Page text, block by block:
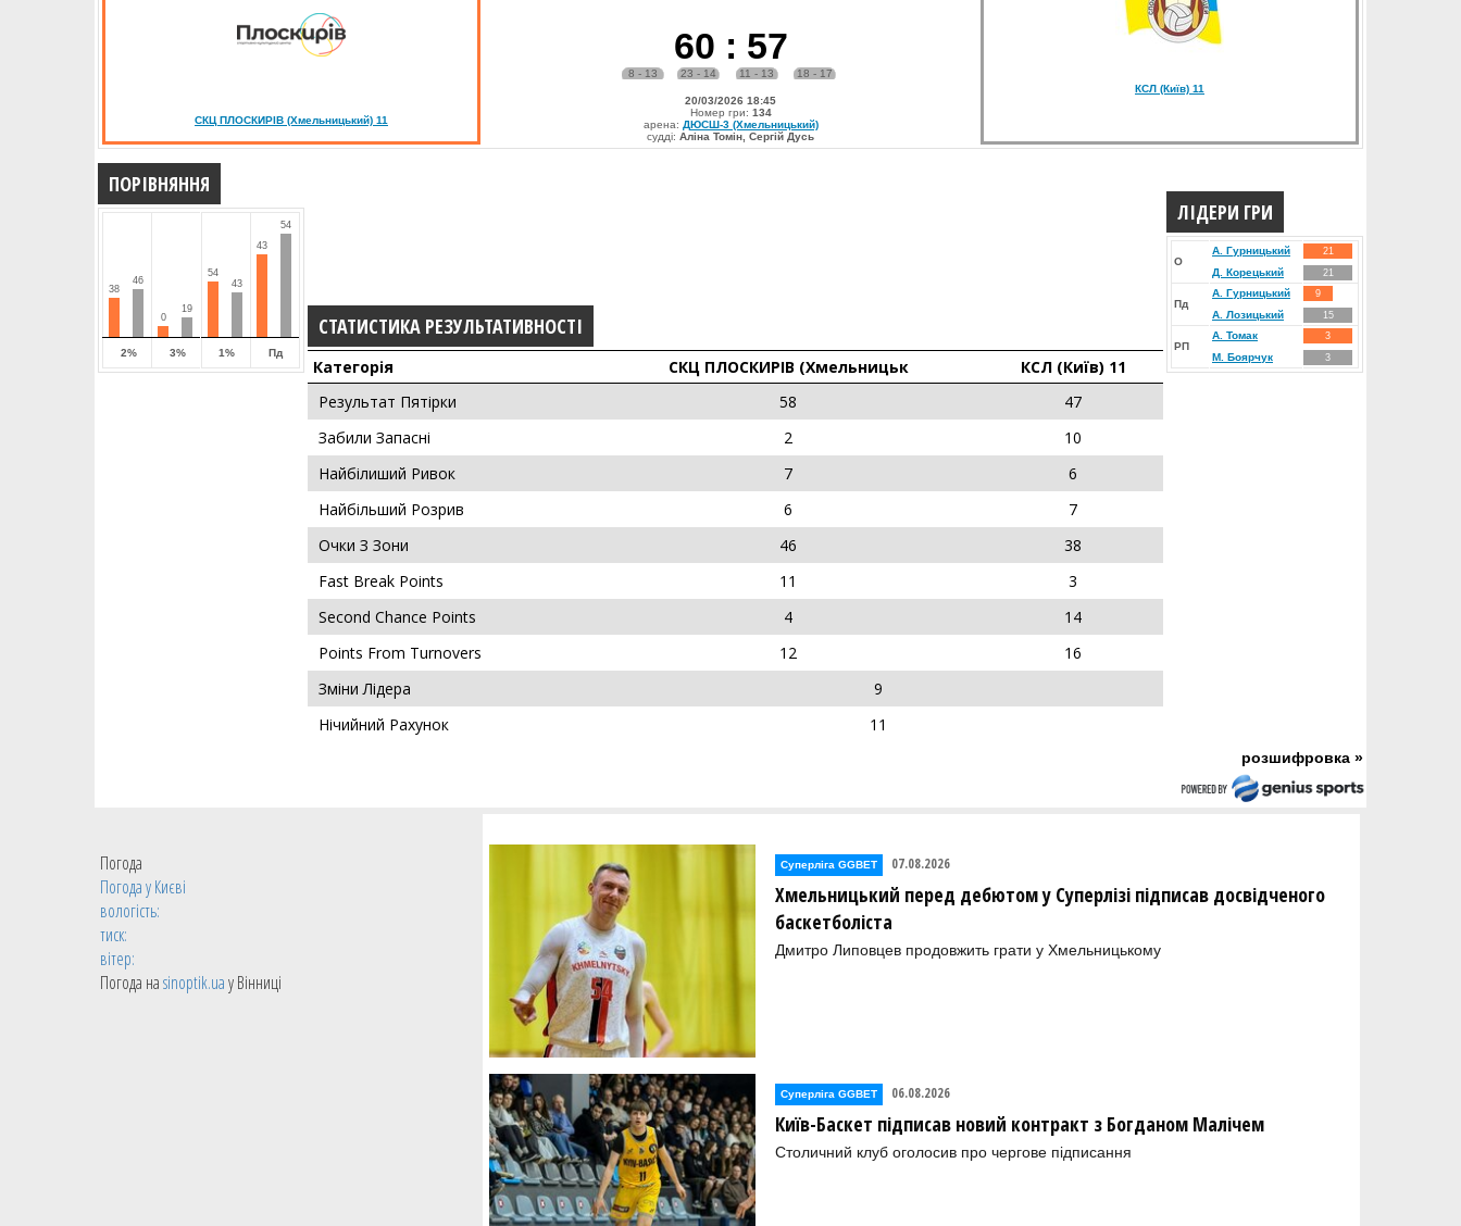
СКЦ ПЛОСКИРІВ (Хмельницький) 11
60 : 57
8 - 13 23 - 14 11 - 13 18 - 17
20/03/2026 18:45
Номер гри: 134
арена: ДЮСШ-3 (Хмельницький)
судді: Аліна Томін, Сергій Дусь
КСЛ (Київ) 11
ПОРІВНЯННЯ
38
46
2%
0
19
3%
54
43
1%
43
54
Пд
СТАТИСТИКА РЕЗУЛЬТАТИВНОСТІ
Категорія СКЦ ПЛОСКИРІВ (Хмельницьк
КСЛ (Київ) 11
Результат Пятірки
58
47
Забили Запасні
2
10
Найбілиший Ривок
7
6
Найбільший Розрив
6
7
Очки З Зони
46
38
Fast Break Points
11
3
Second Chance Points
4
14
Points From Turnovers
12
16
Зміни Лідера
9
Нічийний Рахунок
11
ЛІДЕРИ ГРИ
О
А. Гурницький 21
Д. Корецький 21
Пд
А. Гурницький 9
А. Лозицький 15
РП
А. Томак 3
М. Боярчук 3
розшифровка »
Погода
Погода уКиєві
вологість:
тиск:
вітер:
Погода наsinoptik.uaу Вінниці
Суперліга GGBET 07.08.2026
Хмельницький перед дебютом у Суперлізі підписав досвідченого
баскетболіста
Дмитро Липовцев продовжить грати у Хмельницькому
Суперліга GGBET 06.08.2026
Київ-Баскет підписав новий контракт з Богданом Малічем
Столичний клуб оголосив про чергове підписання